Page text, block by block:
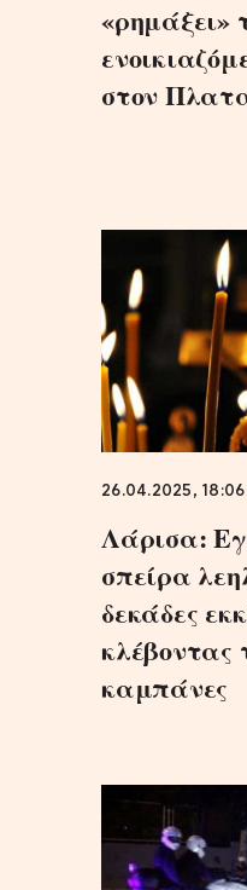
«ρημάξει»
στον
26.04.2025, 18:06
Λάρισα:
σπείρα
δεκάδες
καμπάνες